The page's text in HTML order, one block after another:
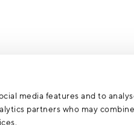
media features and to
partners who may